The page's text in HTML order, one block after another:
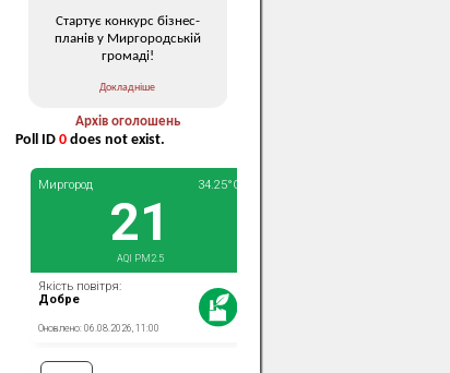
Стартує конкурс бізнес-
планів у Миргородській
громаді!
Докладніше
Архів оголошень
Poll ID 0 does not exist.